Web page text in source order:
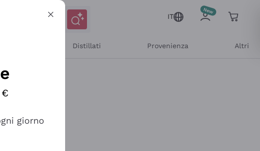
IT
Distillati Provenienza Altri
giorno